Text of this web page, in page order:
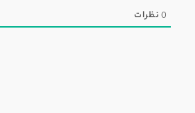
0نظرات